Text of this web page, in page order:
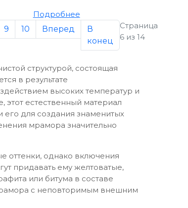
Подробнее
9 10 Вперед
В
конец
Страница
6 из 14
структурой, состоящая
в результате
высоких температур и
этот естественный материал
его для создания знаменитых
мрамора значительно
оттенки, однако включения
придавать ему желтоватые,
или битума в составе
с неповторимым внешним